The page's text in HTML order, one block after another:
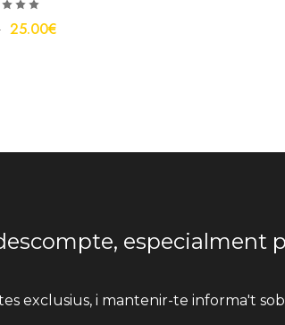
25.00€
especialment
exclusius, i mantenir-te informa't